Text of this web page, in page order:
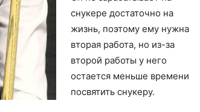
снукере достаточно на
жизнь, поэтому ему нужна
вторая работа, но из-за
второй работы у него
остается меньше времени
посвятить снукеру.